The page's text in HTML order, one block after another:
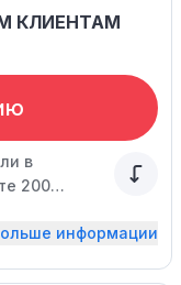
КЛИЕНТАМ
в
200
информации